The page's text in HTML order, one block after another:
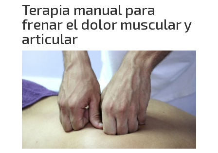
Terapia manual para
frenar el dolor muscular y
articular